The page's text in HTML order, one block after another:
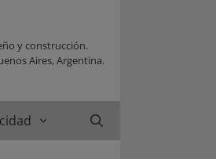
y construcción.
Aires, Argentina.